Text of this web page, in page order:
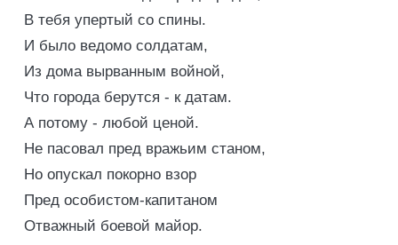
В тебя упертый со спины.
И было ведомо солдатам,
Из дома вырванным войной,
Что города берутся - к датам.
А потому - любой ценой.
Не пасовал пред вражьим станом,
Но опускал покорно взор
Пред особистом-капитаном
Отважный боевой майор.